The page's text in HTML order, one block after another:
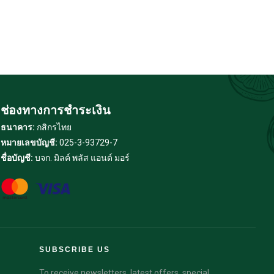
ช่องทางการชำระเงิน
ธนาคาร: กสิกรไทย
หมายเลขบัญชี: 025-3-93729-7
ชื่อบัญชี: บจก. มิลค์ พลัส แอนด์ มอร์
SUBSCRIBE US